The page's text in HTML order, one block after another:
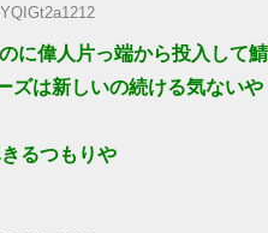
に偉人片っ端から投入して鯖
ズは新しいの続ける気ないや
るつもりや